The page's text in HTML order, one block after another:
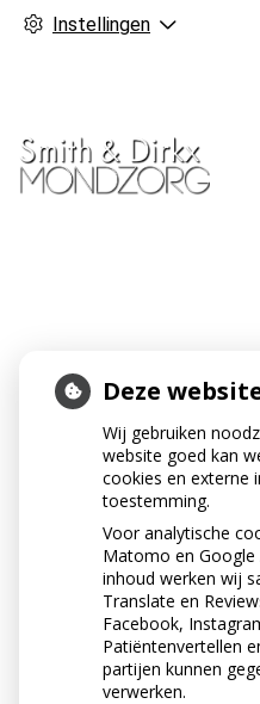
Instellingen
GEZOND
VOOR EEN
Weet je dat het net zo
tandvlees te zorgen als
met je tandvlees kunnen
niet alleen voor je tanden
Lees het hele artikel op:
Publicatiedatum:20-05-
Deze
Wij gebruiken
website goed kan
cookies en externe
toestemming.
Voor analytische
Matomo en Google
inhoud werken wij
Translate en
Facebook,
Patiëntenvertellen
partijen kunnen
verwerken.